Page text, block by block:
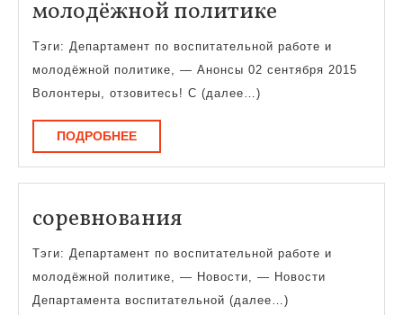
молодёжной политике
по
политике
Тэги: Департамент по воспитательной работе и
молодёжной политике, — Анонсы 02 сентября 2015
Волонтеры, отзовитесь! С (далее…)
ПОДРОБНЕЕПОДРОБНЕЕ
соревнованиясоревнования
Тэги: Департамент по воспитательной работе и
молодёжной политике, — Новости, — Новости
Департамента воспитательной (далее…)